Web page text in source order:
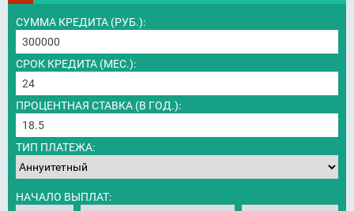
СУММА КРЕДИТА (РУБ.):
СРОК КРЕДИТА (МЕС.):
ПРОЦЕНТНАЯ СТАВКА (В ГОД.):
ТИП ПЛАТЕЖА:
НАЧАЛО ВЫПЛАТ: